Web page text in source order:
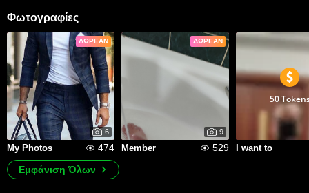
Φωτογραφίες
ΔΩΡΕΆΝ
6
My Photos 474
ΔΩΡΕΆΝ
9
Member 529
50
I want to
Εμφάνιση Όλων